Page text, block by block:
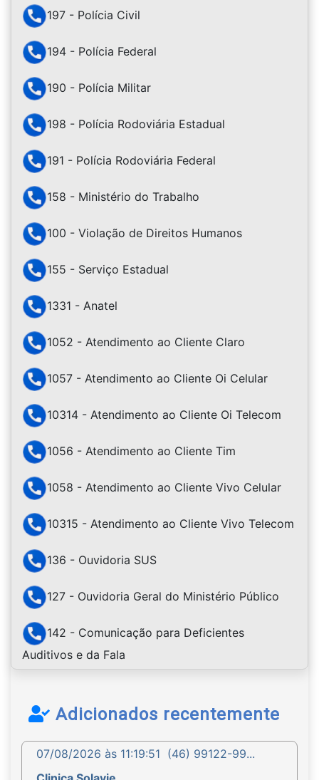
197 - Polícia Civil
194 - Polícia Federal
190 - Polícia Militar
198 - Polícia Rodoviária Estadual
191 - Polícia Rodoviária Federal
158 - Ministério do Trabalho
100 - Violação de Direitos Humanos
155 - Serviço Estadual
1331 - Anatel
1052 - Atendimento ao Cliente Claro
1057 - Atendimento ao Cliente Oi Celular
10314 - Atendimento ao Cliente Oi Telecom
1056 - Atendimento ao Cliente Tim
1058 - Atendimento ao Cliente Vivo Celular
10315 - Atendimento ao Cliente Vivo Telecom
136 - Ouvidoria SUS
127 - Ouvidoria Geral do Ministério Público
142 - Comunicação para Deficientes
Auditivos e da Fala
Adicionados recentemente
07/08/2026 às 11:19:51 (46) 99122-99...